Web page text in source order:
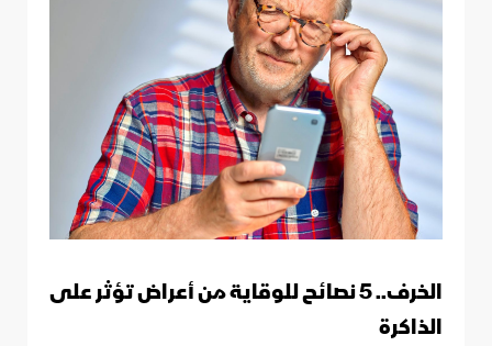
الخرف.. 5 نصائح للوقاية من أعراض تؤثر على
الذاكرة